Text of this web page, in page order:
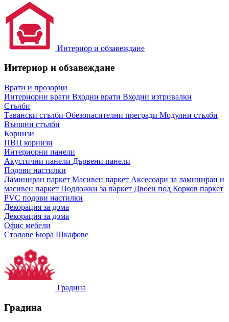
Интериор и обзавеждане
Интериор и обзавеждане
Врати и прозорци
Интериорни врати Входни врати Входни изтривалки
Стълби
Тавански стълби Обезопасителни прегради Модулни стълби
Външни стълби
Корнизи
ПВЦ корнизи
Интериорни панели
Акустични панели Дървени панели
Подови настилки
Ламиниран паркет Масивен паркет Аксесоари за ламиниран и
масивен паркет Подложки за паркет Двоен под Корков паркет
PVC подови настилки
Декорация за дома
Декорация за дома
Офис мебели
Столове Бюра Шкафове
Градина
Градина